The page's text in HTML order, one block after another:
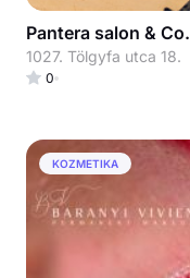
Pantera salon & Co.
1027. Tölgyfa utca 18.
0
KOZMETIKA